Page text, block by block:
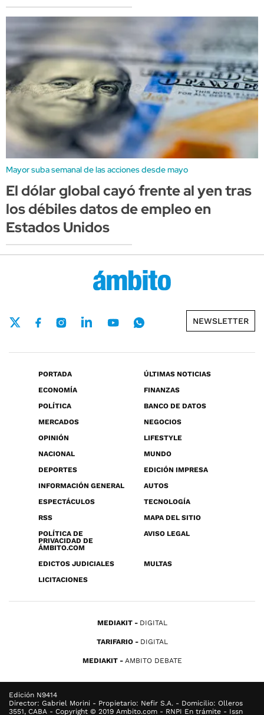
Mayor suba semanal de las acciones desde mayo
El dólar global cayó frente al yen tras
los débiles datos de empleo en
Estados Unidos
NEWSLETTER
PORTADA
ÚLTIMAS NOTICIAS
ECONOMÍA
FINANZAS
POLÍTICA
BANCO DE DATOS
MERCADOS
NEGOCIOS
OPINIÓN
LIFESTYLE
NACIONAL
MUNDO
DEPORTES
EDICIÓN IMPRESA
INFORMACIÓN GENERAL
AUTOS
ESPECTÁCULOS
TECNOLOGÍA
RSS
MAPA DEL SITIO
POLÍTICA DE
PRIVACIDAD DE
ÁMBITO.COM
AVISO LEGAL
EDICTOS JUDICIALES
MULTAS
LICITACIONES
MEDIAKIT DIGITAL
TARIFARIO DIGITAL
MEDIAKIT AMBITO DEBATE
Edición N9414
Director: Gabriel Morini - Propietario: Nefir S.A. - Domicilio: Olleros
3551, CABA - Copyright © 2019 Ambito.com - RNPI En trámite - Issn